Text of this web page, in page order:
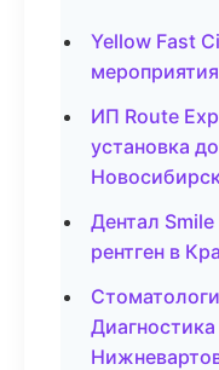
Yellow Fast
ИП Route
установка
Дентал
рентген в
Диагностика